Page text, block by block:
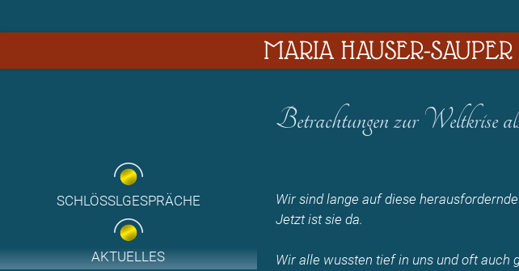
MARIA HAUSER-SAUPER
SCHLÖSSLGESPRÄCHE
AKTUELLES
Betrachtungen zur Weltkrise
Wir sind lange auf diese
Jetzt ist sie da.
Wir alle wussten tief in uns und oft auch